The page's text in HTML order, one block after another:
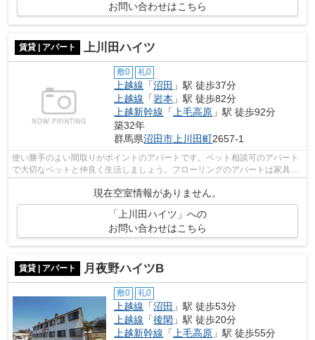
お問い合わせはこちら
賃貸 | アパート 上川田ハイツ
敷0 礼0
上越線 「沼田 」駅 徒歩37分
上越線 「岩本 」駅 徒歩82分
上越新幹線 「 上毛高原 」駅 徒歩92分
築32年
群馬県沼田市 上川田町2657-1
使い勝手のよい間取りがポイントのアパートです。ペット相談可のアパート
で大切なペットと仲良く生活しましょう。フローリングのアパートは家具な
ども配置しやすく快適です。当社には...
現在空室情報がありません。
「上川田ハイツ」への
お問い合わせはこちら
賃貸 | アパート 月夜野ハイツB
敷0 礼0
上越線 「沼田 」駅 徒歩53分
上越線 「後閑 」駅 徒歩20分
上越新幹線 「上毛高原 」駅 徒歩55分